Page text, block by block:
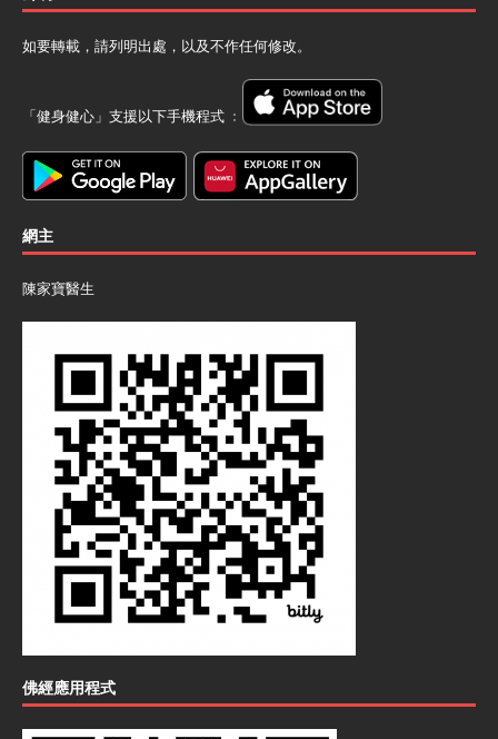
如要轉載，請列明出處，以及不作任何修改。
「健身健心」支援以下手機程式 ﹕
網主
陳家寶醫生
佛經應用程式